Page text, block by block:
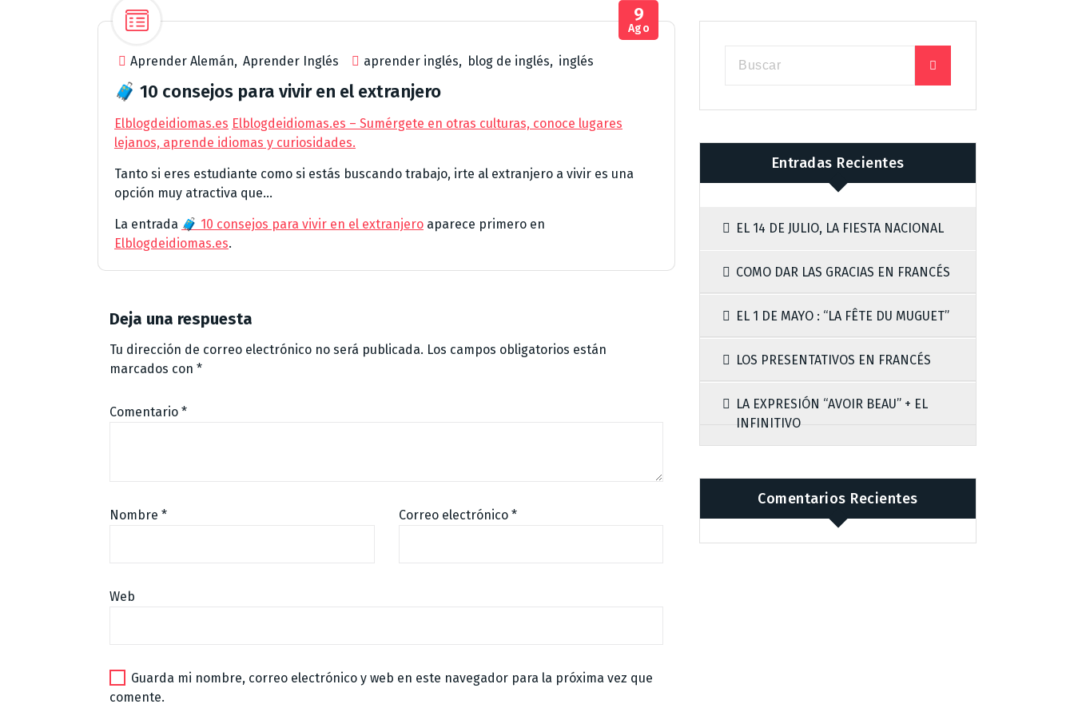
Aprender Alemán, Aprender Inglés aprender inglés, blog de inglés, inglés
9
Ago
🧳 10 consejos para vivir en el extranjero
Elblogdeidiomas.es Elblogdeidiomas.es – Sumérgete en otras culturas, conoce lugares
lejanos, aprende idiomas y curiosidades.
Tanto si eres estudiante como si estás buscando trabajo, irte al extranjero a vivir es una
opción muy atractiva que...
La entrada 🧳 10 consejos para vivir en el extranjero aparece primero en
Elblogdeidiomas.es.
Deja una respuesta
Tu dirección de correo electrónico no será publicada. Los campos obligatorios están
marcados con *
Comentario *
Nombre * Correo electrónico *
Web
Guarda mi nombre, correo electrónico y web en este navegador para la próxima vez que
comente.
Entradas Recientes
EL 14 DE JULIO, LA FIESTA NACIONAL
COMO DAR LAS GRACIAS EN FRANCÉS
EL 1 DE MAYO : “LA FÊTE DU MUGUET”
LOS PRESENTATIVOS EN FRANCÉS
LA EXPRESIÓN “AVOIR BEAU” + EL
INFINITIVO
Comentarios Recientes